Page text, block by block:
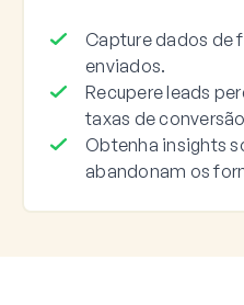
Capture dados de
enviados.
Recupere leads
taxas de
Obtenha insights
abandonam os